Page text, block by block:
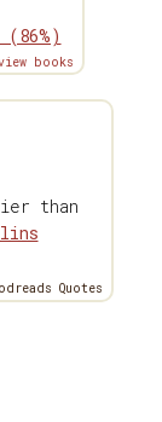
books
than
Quotes